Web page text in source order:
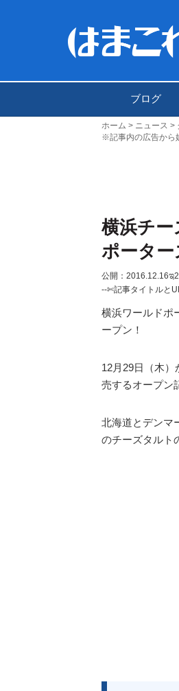
ブログ
ホーム ニュース
※記事内の広告から
横浜チー
ポーター
公開：2016.12.16
--✄記事タイトルと
横浜ワールドポ
ープン！
12月29日（木
売するオープン
北海道とデンマ
のチーズタルト